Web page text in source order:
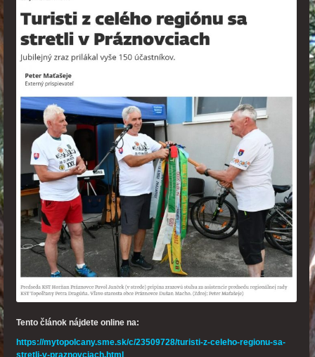
Tento článok nájdete online na:
https://mytopolcany.sme.sk/c/23509728/turisti-z-celeho-regionu-sa-
stretli-v-praznovciach.html